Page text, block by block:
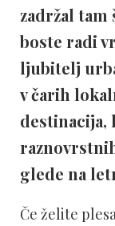
zadržal
boste radi
ljubitelj
v čarih
destinacija,
glede na
Če želite